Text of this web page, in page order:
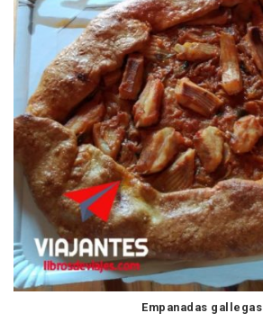
Empanadas gallegas